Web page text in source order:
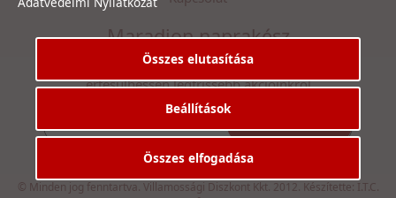
Maradjon naprakész
Íratkozzon fel hírlevelünkre, hogy első kézből
értesülhessen legfrissebb akcióinkról
Elfogadom azAdatvédelmi Nyilatkozat
© Minden jog fenntartva. Villamossági Diszkont Kkt. 2012. Készítette: I.T.C.
Összes elutasítása
Beállítások
Összes elfogadása